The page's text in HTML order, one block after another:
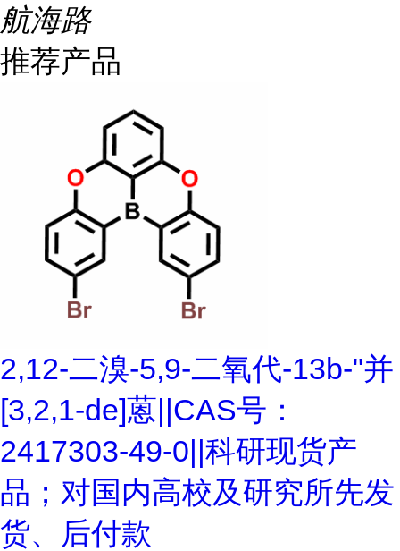
航海路
推荐产品
2,12-二溴-5,9-二氧代-13b-"并
[3,2,1-de]蒽||CAS号：
2417303-49-0||科研现货产
品；对国内高校及研究所先发
货、后付款